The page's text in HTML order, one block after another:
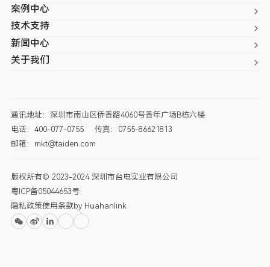
案例中心
技术支持
新闻中心
关于我们
通讯地址：深圳市南山区侨香路4060号香年广场B栋六楼
电话：400-077-0755
传真：0755-86621813
邮箱：mkt@taiden.com
版权所有© 2023-2024 深圳市台电实业有限公司
粤ICP备05044653号
隐私政策使用条款 by Huahanlink